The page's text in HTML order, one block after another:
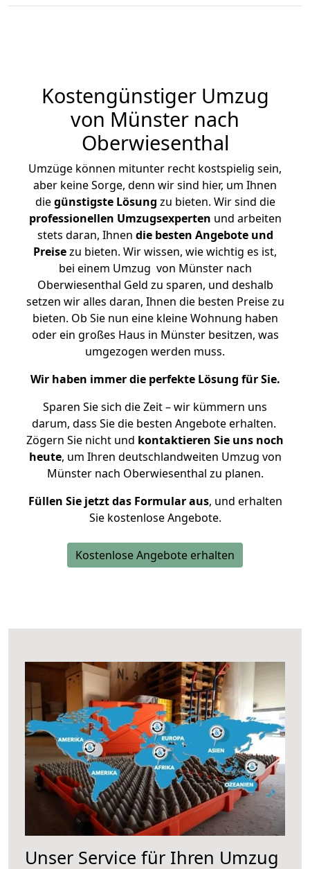
Kostengünstiger Umzug
von Münster nach
Oberwiesenthal
Umzüge können mitunter recht kostspielig sein,
aber keine Sorge, denn wir sind hier, um Ihnen
diegünstigste Lösung zu bieten. Wir sind die
professionellen Umzugsexperten und arbeiten
stets daran, Ihnen die besten Angebote und
Preisezu bieten. Wir wissen, wie wichtig es ist,
bei einem Umzug von Münster nach
Oberwiesenthal Geld zu sparen, und deshalb
setzen wir alles daran, Ihnen die besten Preise zu
bieten. Ob Sie nun eine kleine Wohnung haben
oder ein großes Haus in Münster besitzen, was
umgezogen werden muss.
Wir haben immer die perfekte Lösung für Sie.
Sparen Sie sich die Zeit – wir kümmern uns
darum, dass Sie die besten Angebote erhalten.
Zögern Sie nicht und kontaktieren Sie uns noch
heute, um Ihren deutschlandweiten Umzug von
Münster nach Oberwiesenthal zu planen.
Füllen Sie jetzt das Formular aus, und erhalten
Sie kostenlose Angebote.
Kostenlose Angebote erhalten
Unser Service für Ihren Umzug